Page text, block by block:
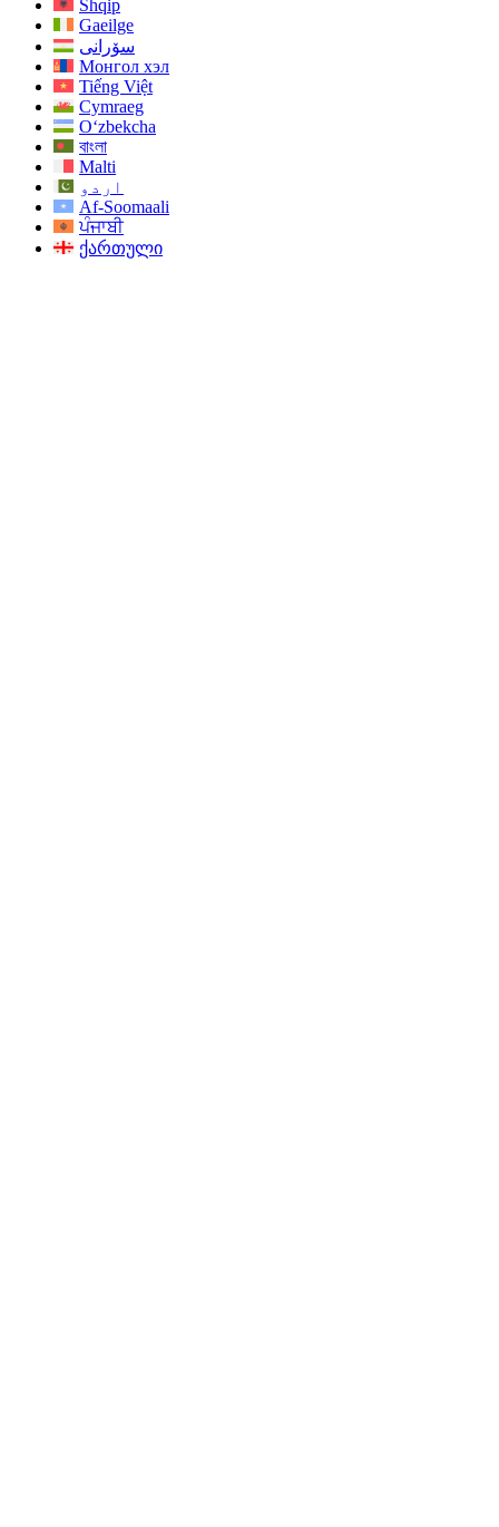
Shqip
Gaeilge
سۆرانی
Монгол хэл
Tiếng Việt
Cymraeg
O‘zbekcha
বাংলা
Malti
اردو
Af-Soomaali
ਪੰਜਾਬੀ
ქართული